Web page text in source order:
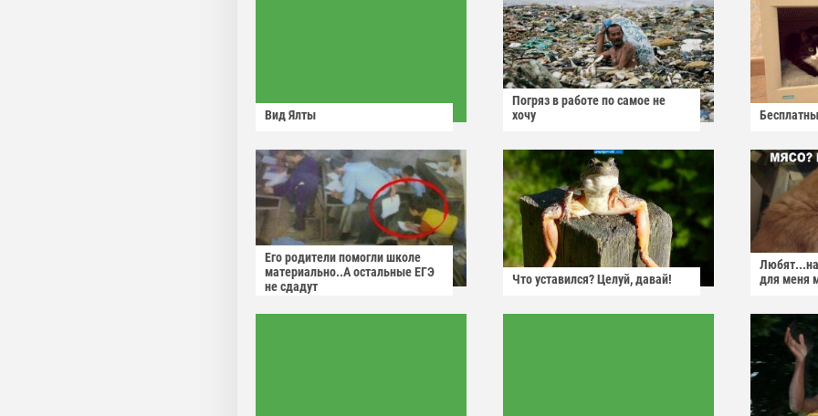
Вид Ялты
Погряз в работе по самое не
хочу
Его родители помогли школе
материально..А остальные ЕГЭ
не сдадут
Что уставился? Целуй, давай!
для меня